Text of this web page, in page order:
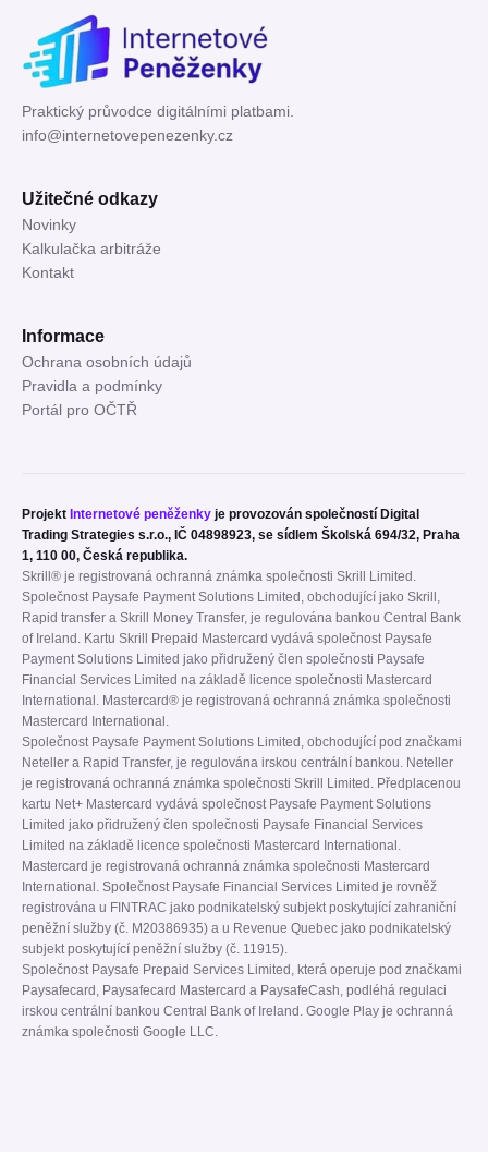
Praktický průvodce digitálními platbami.
info@internetovepenezenky.cz
Užitečné odkazy
Novinky
Kalkulačka arbitráže
Kontakt
Informace
Ochrana osobních údajů
Pravidla a podmínky
Portál pro OČTŘ
Projekt Internetové peněženky je provozován společností Digital
Trading Strategies s.r.o., IČ 04898923, se sídlem Školská 694/32, Praha
1, 110 00, Česká republika.
Skrill® je registrovaná ochranná známka společnosti Skrill Limited.
Společnost Paysafe Payment Solutions Limited, obchodující jako Skrill,
Rapid transfer a Skrill Money Transfer, je regulována bankou Central Bank
of Ireland. Kartu Skrill Prepaid Mastercard vydává společnost Paysafe
Payment Solutions Limited jako přidružený člen společnosti Paysafe
Financial Services Limited na základě licence společnosti Mastercard
International. Mastercard® je registrovaná ochranná známka společnosti
Mastercard International.
Společnost Paysafe Payment Solutions Limited, obchodující pod značkami
Neteller a Rapid Transfer, je regulována irskou centrální bankou. Neteller
je registrovaná ochranná známka společnosti Skrill Limited. Předplacenou
kartu Net+ Mastercard vydává společnost Paysafe Payment Solutions
Limited jako přidružený člen společnosti Paysafe Financial Services
Limited na základě licence společnosti Mastercard International.
Mastercard je registrovaná ochranná známka společnosti Mastercard
International. Společnost Paysafe Financial Services Limited je rovněž
registrována u FINTRAC jako podnikatelský subjekt poskytující zahraniční
peněžní služby (č. M20386935) a u Revenue Quebec jako podnikatelský
subjekt poskytující peněžní služby (č. 11915).
Společnost Paysafe Prepaid Services Limited, která operuje pod značkami
Paysafecard, Paysafecard Mastercard a PaysafeCash, podléhá regulaci
irskou centrální bankou Central Bank of Ireland. Google Play je ochranná
známka společnosti Google LLC.